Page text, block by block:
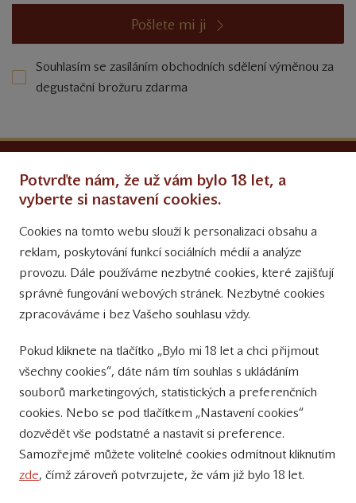
Pošlete mi ji
Souhlasím se zasíláním obchodních sdělení výměnou za
degustační brožuru zdarma
Obchodní podmínky
Přinášíme vám týdně
tipy na Facebooku
Sledujte nás
na Instagramu
Sledujte náš
YouTube kanál
Přihlášení k odběru novinek
Potvrďte nám, že už vám bylo 18 let, a
vyberte si nastavení cookies.
Cookies na tomto webu slouží k personalizaci obsahu a
reklam, poskytování funkcí sociálních médií a analýze
provozu. Dále používáme nezbytné cookies, které zajišťují
správné fungování webových stránek. Nezbytné cookies
zpracováváme i bez Vašeho souhlasu vždy.
Pokud kliknete na tlačítko „Bylo mi 18 let a chci přijmout
všechny cookies“, dáte nám tím souhlas s ukládáním
souborů marketingových, statistických a preferenčních
cookies. Nebo se pod tlačítkem „Nastavení cookies“
dozvědět vše podstatné a nastavit si preference.
Samozřejmě můžete volitelné cookies odmítnout kliknutím
zde, čímž zároveň potvrzujete, že vám již bylo 18 let.